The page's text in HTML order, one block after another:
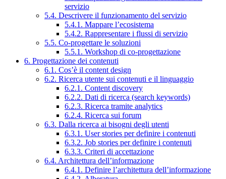
servizio
5.4. Descrivere il funzionamento del servizio
5.4.1. Mappare l’ecosistema
5.4.2. Rappresentare i flussi di servizio
5.5. Co-progettare le soluzioni
5.5.1. Workshop di co-progettazione
6. Progettazione dei contenuti
6.1. Cos’è il content design
6.2. Ricerca utente sui contenuti e il linguaggio
6.2.1. Content discovery
6.2.2. Dati di ricerca (search keywords)
6.2.3. Ricerca tramite analytics
6.2.4. Ricerca sui forum
6.3. Dalla ricerca ai bisogni degli utenti
6.3.1. User stories per definire i contenuti
6.3.2. Job stories per definire i contenuti
6.3.3. Criteri di accettazione
6.4. Architettura dell’informazione
6.4.1. Definire l’architettura dell’informazione